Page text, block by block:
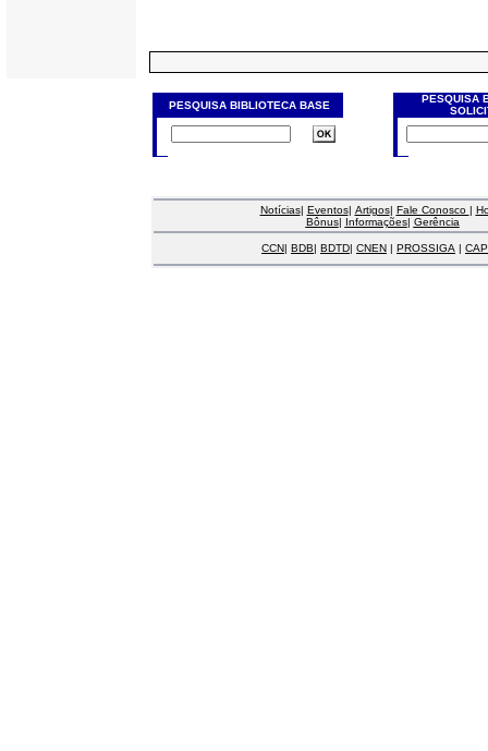
PESQUISA BIBLIOTECA BASE
PESQUISA
Notícias| Eventos| Artigos| Fale Conosco |
Bônus| Informações| Gerência
CCN| BDB| BDTD| CNEN | PROSSIGA |